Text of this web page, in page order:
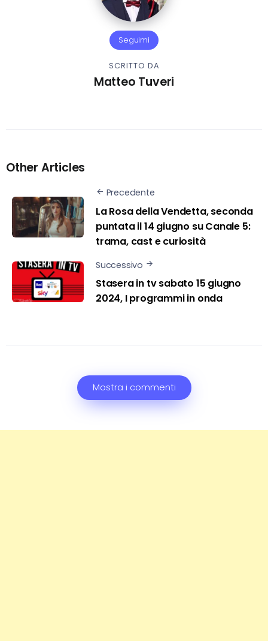
Seguimi
SCRITTO DA
Matteo Tuveri
Other Articles
Precedente
La Rosa della Vendetta, seconda
puntata il 14 giugno su Canale 5:
trama, cast e curiosità
Successivo
Stasera in tv sabato 15 giugno
2024, I programmi in onda
Mostra i commenti